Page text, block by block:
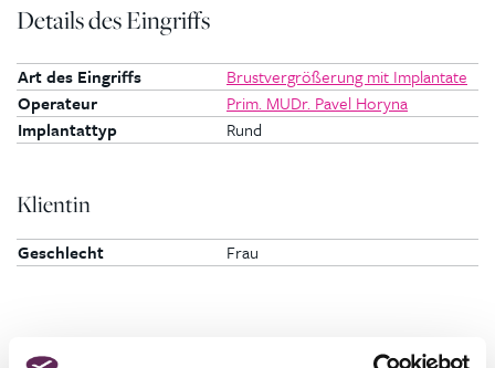
Details des Eingriffs
Art des Eingriffs
Brustvergrößerung mit Implantate
Operateur
Prim. MUDr. Pavel Horyna
Implantattyp
Rund
Klientin
Geschlecht Frau